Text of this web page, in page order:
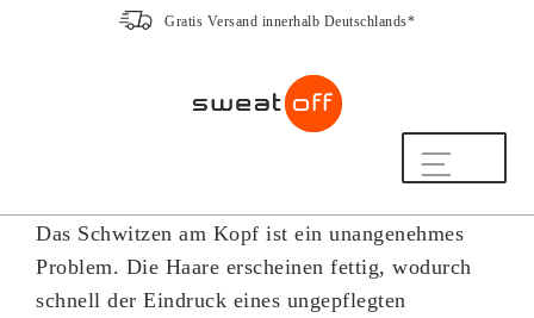
Gratis Versand innerhalb Deutschlands*
So funktioniert’s
Häufige Fragen
Shampoo gegen Schwitzen am
Kopf und mögliche Alternativen
Das Schwitzen am Kopf ist ein unangenehmes
Problem. Die Haare erscheinen fettig, wodurch
schnell der Eindruck eines ungepflegten